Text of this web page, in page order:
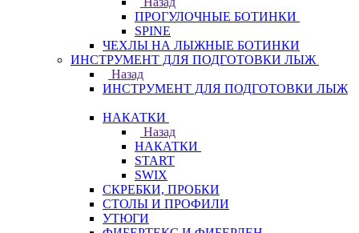
ПРОГУЛОЧНЫЕ БОТИНКИ
SPINE
ЧЕХЛЫ НА ЛЫЖНЫЕ БОТИНКИ
ИНСТРУМЕНТ ДЛЯ ПОДГОТОВКИ ЛЫЖ
Назад
ИНСТРУМЕНТ ДЛЯ ПОДГОТОВКИ ЛЫЖ
НАКАТКИ
Назад
НАКАТКИ
START
SWIX
СКРЕБКИ, ПРОБКИ
СТОЛЫ И ПРОФИЛИ
УТЮГИ